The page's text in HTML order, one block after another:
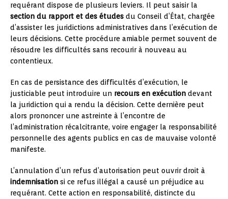
requérant dispose de plusieurs leviers. Il peut saisir la
section du rapport et des études du Conseil d’État, chargée
d’assister les juridictions administratives dans l’exécution de
leurs décisions. Cette procédure amiable permet souvent de
résoudre les difficultés sans recourir à nouveau au
contentieux.
En cas de persistance des difficultés d’exécution, le
justiciable peut introduire un recours en exécution devant
la juridiction qui a rendu la décision. Cette dernière peut
alors prononcer une astreinte à l’encontre de
l’administration récalcitrante, voire engager la responsabilité
personnelle des agents publics en cas de mauvaise volonté
manifeste.
L’annulation d’un refus d’autorisation peut ouvrir droit à
indemnisation si ce refus illégal a causé un préjudice au
requérant. Cette action en responsabilité, distincte du